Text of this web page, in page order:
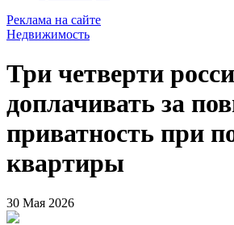
Реклама на сайте
Недвижимость
Три четверти
доплачивать за
приватность при
квартиры
30 Мая 2026